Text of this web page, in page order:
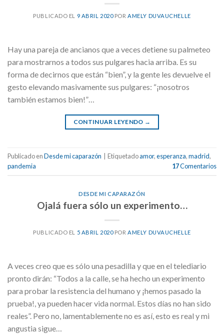
PUBLICADO EL 9 ABRIL 2020PORAMELY DUVAUCHELLE
Hay una pareja de ancianos que a veces detiene su palmeteo
para mostrarnos a todos sus pulgares hacia arriba. Es su
forma de decirnos que están “bien”, y la gente les devuelve el
gesto elevando masivamente sus pulgares: “¡nosotros
también estamos bien!”…
CONTINUAR LEYENDO →
Publicado enDesde mi caparazón Etiquetadoamor,esperanza,madrid,
pandemia
17Comentarios
DESDE MI CAPARAZÓN
Ojalá fuera sólo un experimento…
PUBLICADO EL 5 ABRIL 2020POR AMELY DUVAUCHELLE
A veces creo que es sólo una pesadilla y que en el telediario
pronto dirán: “Todos a la calle, se ha hecho un experimento
para probar la resistencia del humano y ¡hemos pasado la
prueba!, ya pueden hacer vida normal. Estos días no han sido
reales”. Pero no, lamentablemente no es así, esto es real y mi
angustia sigue…